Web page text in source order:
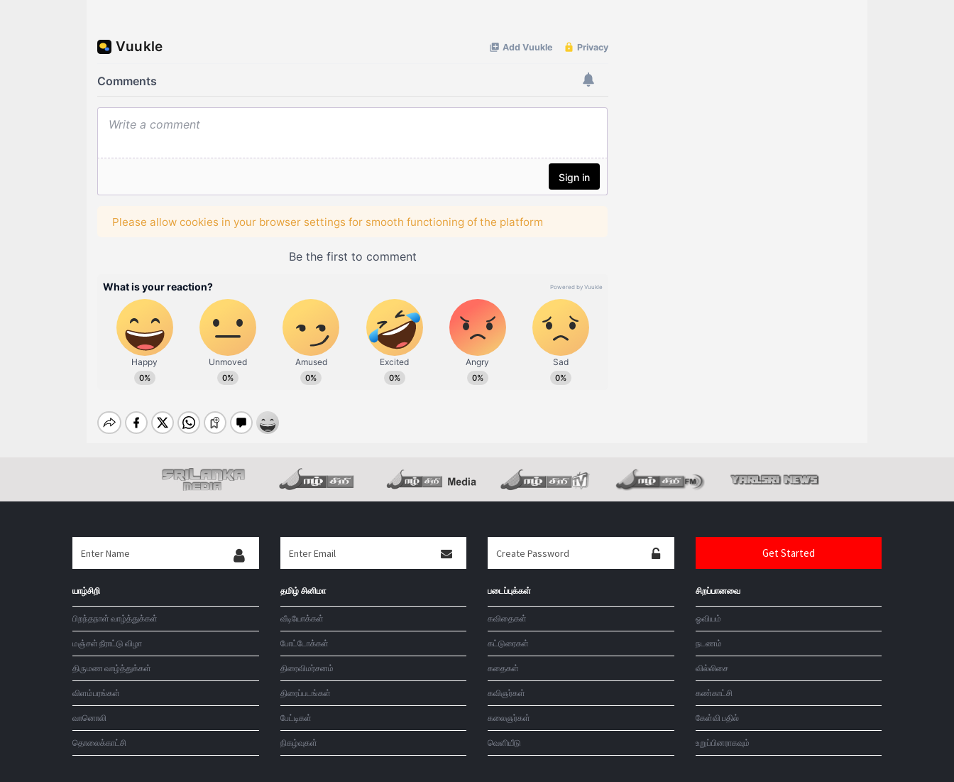
யாழ்சிறி
பிறந்தநாள் வாழ்த்துக்கள்
மஞ்சள் நீராட்டு விழா
திருமண வாழ்த்துக்கள்
விளம்பரங்கள்
வானொலி
தொலைக்காட்சி
தமிழ் சினிமா
வீடியோக்கள்
போட்டோக்கள்
திரைவிமர்சனம்
திரைப்படங்கள்
பேட்டிகள்
நிகழ்வுகள்
படைப்புக்கள்
கவிதைகள்
கட்டுரைகள்
கதைகள்
கவிஞர்கள்
கலைஞர்கள்
வெளியீடு
சிறப்பானவை
ஓவியம்
நடணம்
வில்லிசை
கண்காட்சி
கேள்வி பதில்
உறுப்பினராகவும்